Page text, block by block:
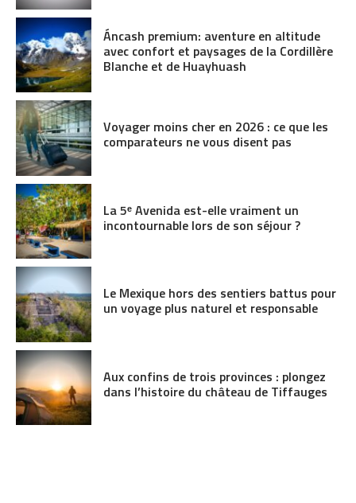
Áncash premium: aventure en altitude
avec confort et paysages de la Cordillère
Blanche et de Huayhuash
Voyager moins cher en 2026 : ce que les
comparateurs ne vous disent pas
La 5ᵉ Avenida est-elle vraiment un
incontournable lors de son séjour ?
Le Mexique hors des sentiers battus pour
un voyage plus naturel et responsable
Aux confins de trois provinces : plongez
dans l’histoire du château de Tiffauges